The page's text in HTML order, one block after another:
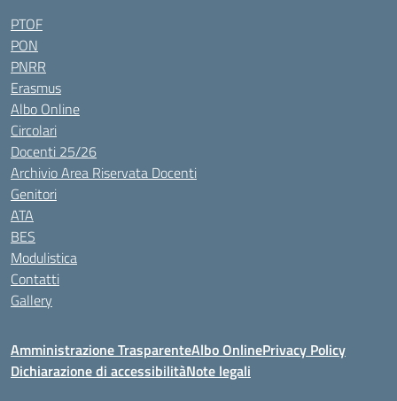
PTOF
PON
PNRR
Erasmus
Albo Online
Circolari
Docenti 25/26
Archivio Area Riservata Docenti
Genitori
ATA
BES
Modulistica
Contatti
Gallery
Amministrazione TrasparenteAlbo OnlinePrivacy Policy
Dichiarazione di accessibilitàNote legali